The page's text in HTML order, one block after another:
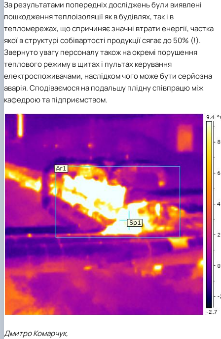
За результатами попередніх досліджень були виявлені
пошкодження теплоізоляції як в будівлях, так і в
тепломережах, що спричиняє значні втрати енергії, частка
якої в структурі собівартості продукції сягає до 50% (!).
Звернуто увагу персоналу також на окремі порушення
теплового режиму в щитах і пультах керування
електроспоживачами, наслідком чого може бути серйозна
аварія. Сподіваємося на подальшу плідну співпрацю між
кафедрою та підприємством.
Дмитро Комарчук,